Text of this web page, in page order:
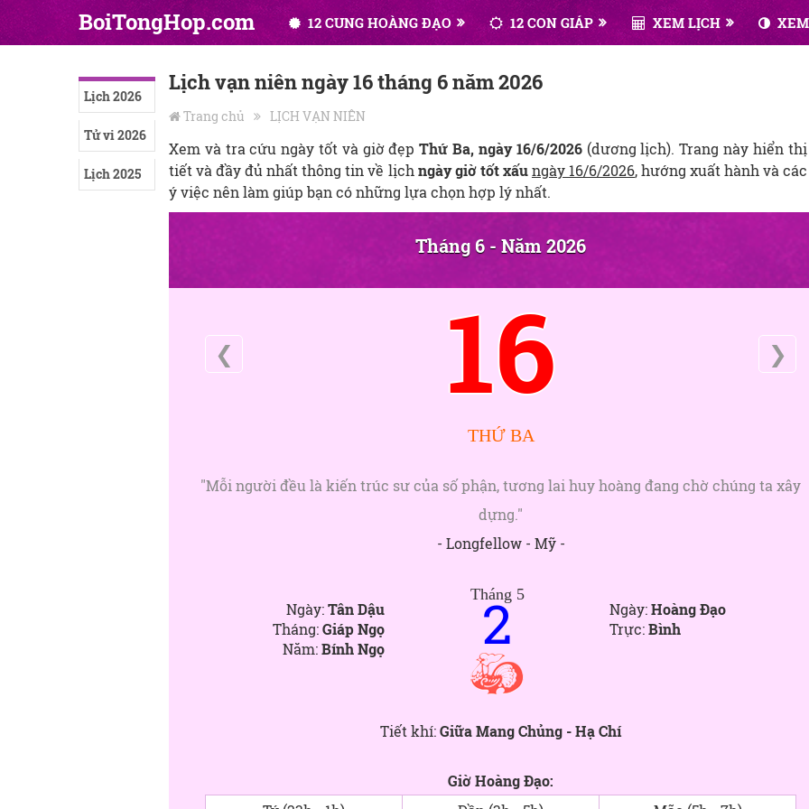
BoiTongHop.com 12 CUNG HOÀNG ĐẠO 12 CON GIÁP XEM LỊCH XEM
Lịch 2026
Tử vi 2026
Lịch 2025
Lịch vạn niên ngày 16 tháng 6 năm 2026
Trang chủ LỊCH VẠN NIÊN
Xem và tra cứu ngày tốt và giờ đẹpThứ Ba, ngày 16/6/2026(dương lịch). Trang này hiển
tiết và đầy đủ nhất thông tin về lịch ngày giờ tốt xấungày 16/6/2026, hướng xuất hành và
ý việc nên làm giúp bạn có những lựa chọn hợp lý nhất.
Tháng 6 - Năm 2026
❮ 16 ❯
THỨ BA
"Mỗi người đều là kiến trúc sư của số phận, tương lai huy hoàng đang chờ chúng ta xây
dựng."
- Longfellow - Mỹ -
Ngày:Tân Dậu
Tháng:Giáp Ngọ
Năm:Bính Ngọ
Tháng 5
2 Ngày:Hoàng Đạo
Trực:Bình
Tiết khí:Giữa Mang Chủng - Hạ Chí
Giờ Hoàng Đạo: